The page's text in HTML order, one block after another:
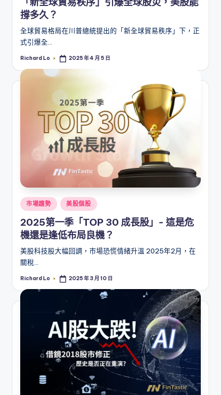
撐多久？
全球貿易格局在川普總統提出的「新全球貿易秩序」下，正
式引爆全…
Posted
Richard Lo 2025 年 4 月 5 日
Posted
in
市場趨勢 美股個股
2025第一季「TOP 30 成長股」- 這是危
機還是逢低布局良機？
美股科技股大幅回調，市場恐慌情緒升溫 2025年2月，在
關稅…
Posted
Richard Lo 2025 年 3 月 10 日